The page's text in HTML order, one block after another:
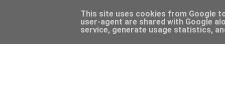
This site uses cookies from Google
user-agent are shared with Google
service, generate usage statistics,